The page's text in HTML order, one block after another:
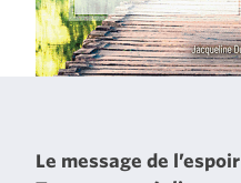
Le message de l’espoir